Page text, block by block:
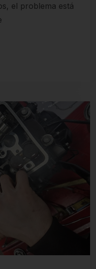
el problema está